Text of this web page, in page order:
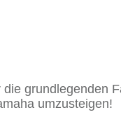
grundlegenden
umzusteigen!